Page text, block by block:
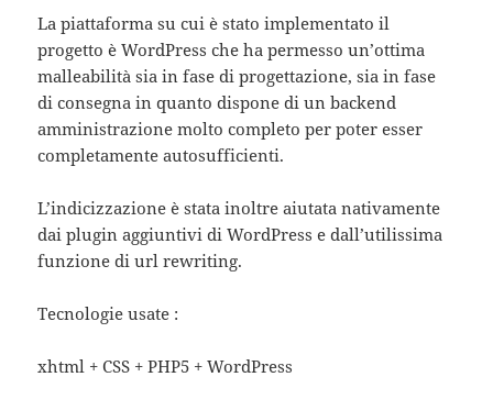
La piattaforma su cui è stato implementato il
progetto è WordPress che ha permesso un’ottima
malleabilità sia in fase di progettazione, sia in fase
di consegna in quanto dispone di un backend
amministrazione molto completo per poter esser
completamente autosufficienti.
L’indicizzazione è stata inoltre aiutata nativamente
dai plugin aggiuntivi di WordPress e dall’utilissima
funzione di url rewriting.
Tecnologie usate :
xhtml + CSS + PHP5 + WordPress